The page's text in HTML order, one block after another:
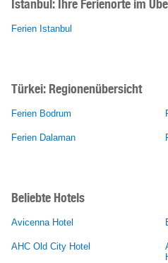
Istanbul: Ihre Ferienorte im
Ferien Istanbul
Türkei: Regionenübersicht
Ferien Bodrum
Ferien Dalaman
Beliebte Hotels
Avicenna Hotel
AHC Old City Hotel